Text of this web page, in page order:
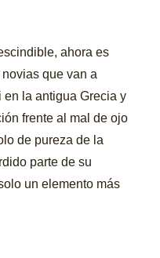
ahora es
que van a
la antigua Grecia y
frente al mal de ojo
de pureza de la
parte de su
un elemento más